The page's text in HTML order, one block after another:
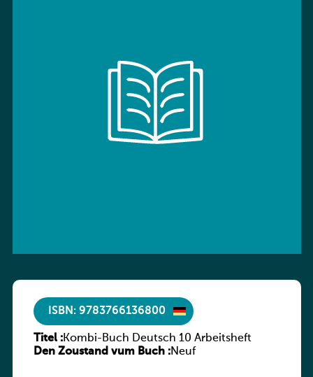
ISBN: 9783766136800
Titel :Kombi-Buch Deutsch 10 Arbeitsheft
Den Zoustand vum Buch :Neuf